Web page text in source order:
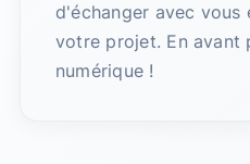
d'échanger avec vous
votre projet. En avant
numérique !